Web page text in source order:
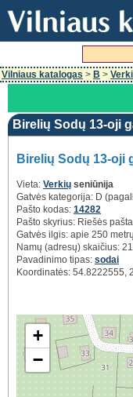
Vilniaus katalogas > B >
Birelių Sodų 13-oji
Birelių Sodų 13-oji
Vieta: Verkių seniūnija
Gatvės kategorija: D
Pašto kodas: 14282
Pašto skyrius: Riešės
Gatvės ilgis: apie 250 metrų
Namų (adresų) skaičius: 21
Pavadinimo tipas: sodai
Koordinatės: 54.8222555,
+
−